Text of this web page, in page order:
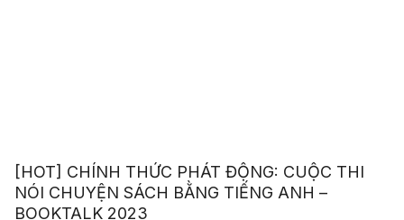
[HOT] CHÍNH THỨC PHÁT ĐỘNG: CUỘC THI
NÓI CHUYỆN SÁCH BẰNG TIẾNG ANH –
BOOKTALK 2023